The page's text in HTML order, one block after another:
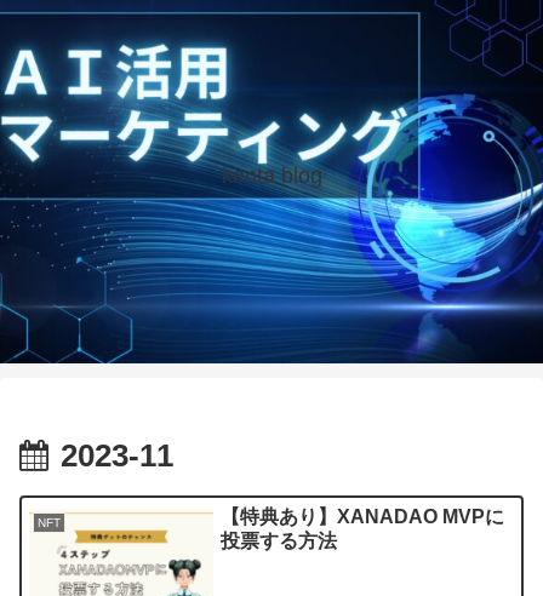
kenta blog
2023-11
NFT
【特典あり】XANADAO MVPに
投票する方法